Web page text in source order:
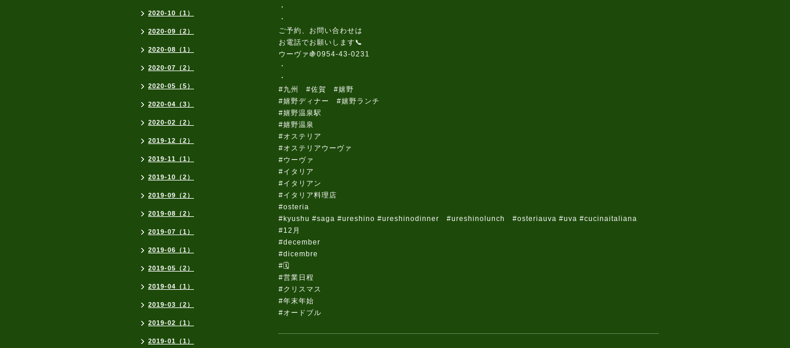
・
・
ご予約、お問い合わせは
お電話でお願いします📞
ウーヴァ🍇0954-43-0231
・
・
#九州 #佐賀 #嬉野
#嬉野ディナー #嬉野ランチ
#嬉野温泉駅
#嬉野温泉
#オステリア
#オステリアウーヴァ
#ウーヴァ
#イタリア
#イタリアン
#イタリア料理店
#osteria
#kyushu #saga #ureshino #ureshinodinner #ureshinolunch #osteriauva #uva #cucinaitaliana
#12月
#december
#dicembre
#🗓️
#営業日程
#クリスマス
#年末年始
#オードブル
2020-10（1）
2020-09（2）
2020-08（1）
2020-07（2）
2020-05（5）
2020-04（3）
2020-02（2）
2019-12（2）
2019-11（1）
2019-10（2）
2019-09（2）
2019-08（2）
2019-07（1）
2019-06（1）
2019-05（2）
2019-04（1）
2019-03（2）
2019-02（1）
2019-01（1）